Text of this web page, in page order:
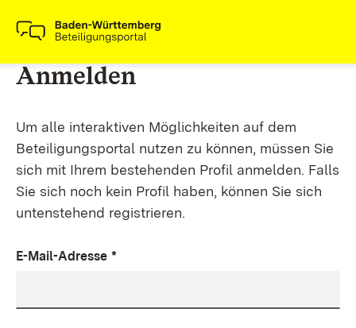
Anmelden
Um alle interaktiven Möglichkeiten auf dem
Beteiligungsportal nutzen zu können, müssen Sie
sich mit Ihrem bestehenden Profil anmelden. Falls
Sie sich noch kein Profil haben, können Sie sich
untenstehend registrieren.
E-Mail-Adresse *